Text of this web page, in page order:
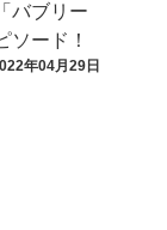
年04月29日
バブリー
ソード！